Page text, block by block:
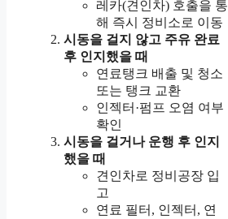
레카(견인차) 호출을 통
해 즉시 정비소로 이동
시동을 걸지 않고 주유 완료
후 인지했을 때
연료탱크 배출 및 청소
또는 탱크 교환
인젝터·펌프 오염 여부
확인
시동을 걸거나 운행 후 인지
했을 때
견인차로 정비공장 입
고
연료 필터, 인젝터, 연